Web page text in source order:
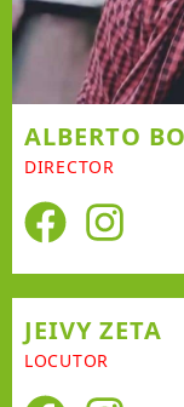
ALBERTO
DIRECTOR
JEIVY ZETA
LOCUTOR